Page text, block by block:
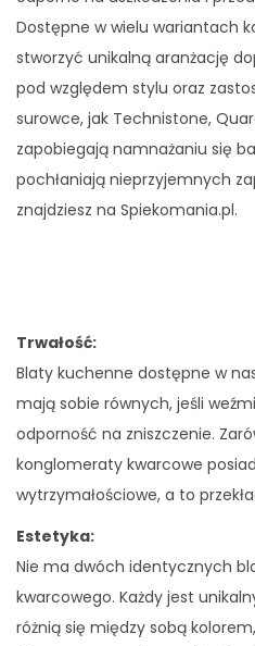
Dostępne w wielu wariantach
stworzyć unikalną aranżację
pod względem stylu oraz
surowce, jak Technistone,
zapobiegają namnażaniu się
pochłaniają nieprzyjemnych
znajdziesz na Spiekomania.pl.
Trwałość:
Blaty kuchenne dostępne w
mają sobie równych, jeśli
odporność na zniszczenie.
konglomeraty kwarcowe
wytrzymałościowe, a to
Estetyka:
Nie ma dwóch identycznych
kwarcowego. Każdy jest
różnią się między sobą